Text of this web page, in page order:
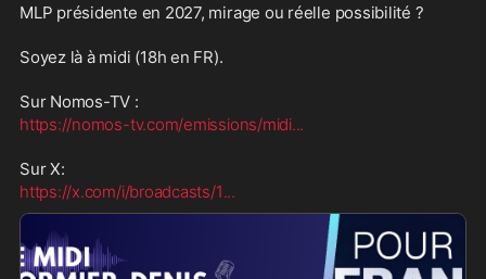
MLP présidente en 2027, mirage ou réelle possibilité ?
Soyez là à midi (18h en FR).
Sur Nomos-TV :
https://nomos-tv.com/emissions/midi...
Sur X:
https://x.com/i/broadcasts/1...